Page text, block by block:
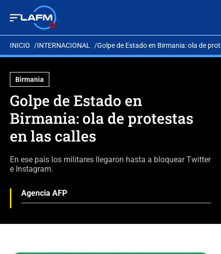
INICIO INTERNACIONAL Golpe de Estado en Birmania: ola de
Birmania
Golpe de Estado en
Birmania: ola de protestas
en las calles
En ese país los militares llegaron hasta a bloquear Twitter
e Instagram.
Agencia AFP